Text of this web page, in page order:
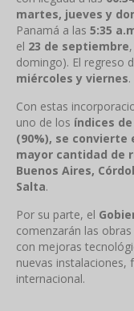
martes, jueves y
Panamá a las 5:35
el 23 de septiembre
domingo). El regreso
miércoles y viernes.
Con estas
uno de los índices
(90%), se
mayor cantidad de
Buenos Aires,
Salta.
Por su parte, el
comenzarán las obras
con mejoras
nuevas instalaciones,
internacional.